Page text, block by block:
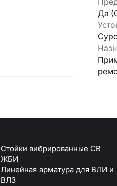
Да
Стойки вибрированные СВ
ЖБИ
Линейная арматура для ВЛИ и
ВЛЗ